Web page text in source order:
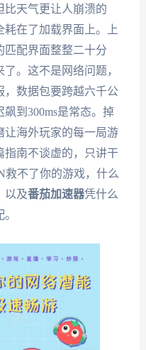
比天气更让人崩溃的
在了加载界面上。上
匹配界面整整二十分
。这不是网络问题，
，数据包要跨越六千公
到300ms是常态。掉
让海外玩家的每一局游
指南不谈虚的，只讲干
救不了你的游戏，什么
以及番茄加速器凭什么